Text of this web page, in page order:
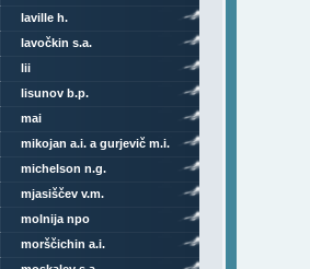
laville h.
lavočkin s.a.
lii
lisunov b.p.
mai
mikojan a.i. a gurjevič m.i.
michelson n.g.
mjasiščev v.m.
molnija npo
morščichin a.i.